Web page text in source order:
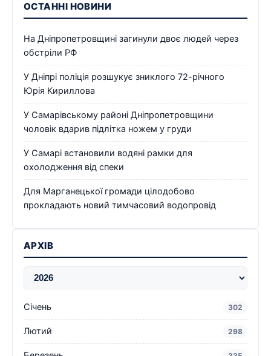
ОСТАННІ НОВИНИ
На Дніпропетровщині загинули двоє людей через
обстріли РФ
У Дніпрі поліція розшукує зниклого 72-річного
Юрія Кириллова
У Самарівському районі Дніпропетровщини
чоловік вдарив підлітка ножем у груди
У Самарі встановили водяні рамки для
охолодження від спеки
Для Марганецької громади цілодобово
прокладають новий тимчасовий водопровід
АРХІВ
Січень 302
Лютий 298